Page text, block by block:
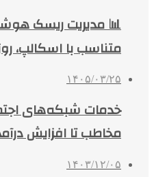
📊 مدیریت ریسک
متناسب با اسکالپ،
۱۴۰۵/۰۳/۲۵
مخاطب تا افزایش
۱۴۰۳/۱۲/۰۵